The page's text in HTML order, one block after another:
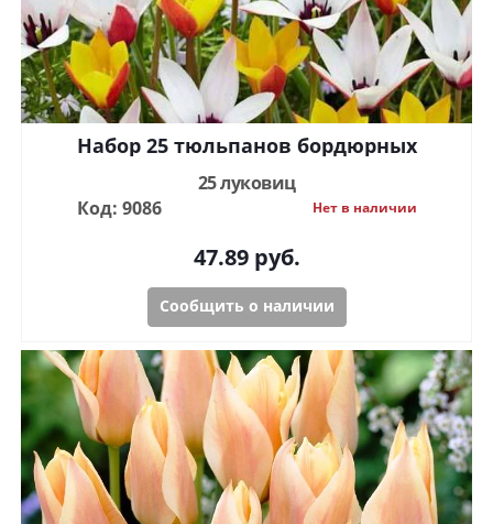
Набор 25 тюльпанов бордюрных
25 луковиц
Код: 9086
Нет в наличии
47.89руб.
Сообщить о наличии